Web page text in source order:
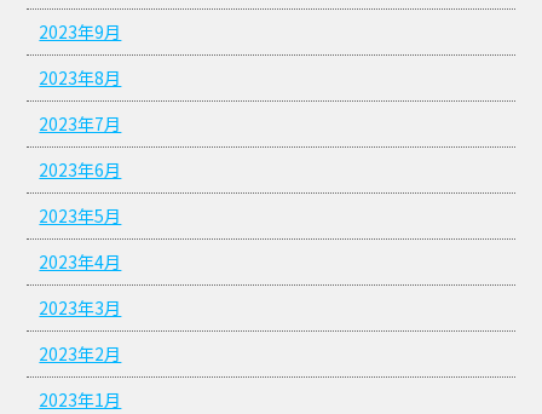
2023年9月
2023年8月
2023年7月
2023年6月
2023年5月
2023年4月
2023年3月
2023年2月
2023年1月